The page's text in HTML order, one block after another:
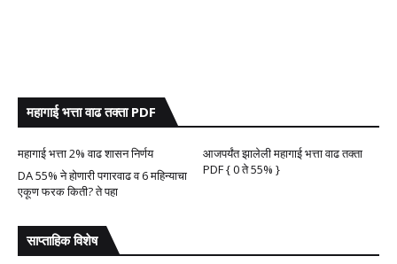
महागाई भत्ता वाढ तक्ता PDF
महागाई भत्ता 2% वाढ शासन निर्णय
आजपर्यंत झालेली महागाई भत्ता वाढ तक्ता
PDF { 0 ते 55% }
DA 55% ने होणारी पगारवाढ व 6 महिन्याचा
एकूण फरक किती? ते पहा
साप्ताहिक विशेष